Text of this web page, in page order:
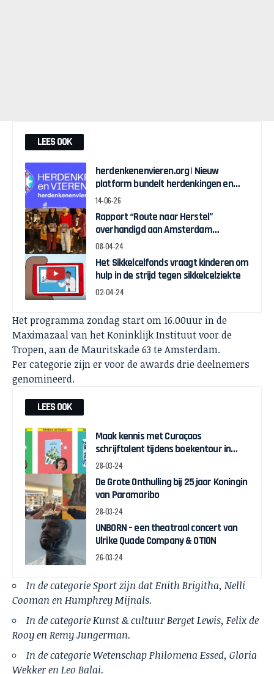
LEES OOK
herdenkenenvieren.org | Nieuw
platform bundelt herdenkingen en
vieringen rond slavernijverleden
14-06-26
Rapport “Route naar Herstel”
overhandigd aan Amsterdam
Wethouder Touria Meliani
08-04-24
Het Sikkelcelfonds vraagt kinderen om
hulp in de strijd tegen sikkelcelziekte
02-04-24
Het programma zondag start om 16.00uur in de
Maximazaal van het Koninklijk Instituut voor de
Tropen, aan de Mauritskade 63 te Amsterdam.
Per categorie zijn er voor de awards drie deelnemers
genomineerd.
LEES OOK
Maak kennis met Curaçaos
schrijftalent tijdens boekentour in
april
28-03-24
De Grote Onthulling bij 25 jaar Koningin
van Paramaribo
28-03-24
UNBORN – een theatraal concert van
Ulrike Quade Company & OTION
26-03-24
In de categorie Sport zijn dat Enith Brigitha, Nelli
Cooman en Humphrey Mijnals.
In de categorie Kunst & cultuur Berget Lewis, Felix de
Rooy en Remy Jungerman.
In de categorie Wetenschap Philomena Essed, Gloria
Wekker en Leo Balai.